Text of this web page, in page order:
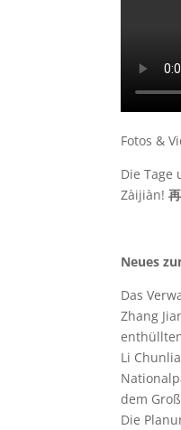
Fotos &
Die Tage
Zàijiàn!
Neues
Das
Zhang
Li
dem
Die